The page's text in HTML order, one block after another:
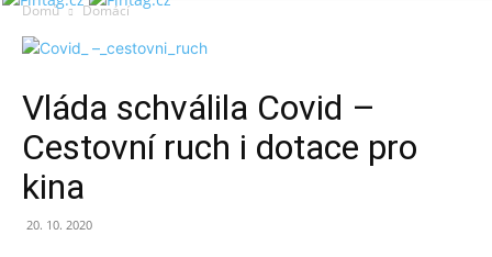
Domů Domácí
Vláda schválila Covid –
Cestovní ruch i dotace pro
kina
20. 10. 2020